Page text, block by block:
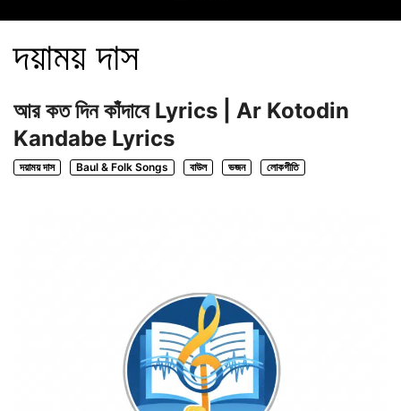
দয়াময় দাস
আর কত দিন কাঁদাবে Lyrics | Ar Kotodin
Kandabe Lyrics
দয়াময় দাস Baul & Folk Songs বাউল ভজন লোকগীতি